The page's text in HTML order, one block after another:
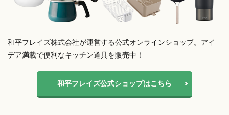
和平フレイズ株式会社が運営する公式オンラインショップ。アイ
デア満載で便利なキッチン道具を販売中！
和平フレイズ公式ショップはこちら